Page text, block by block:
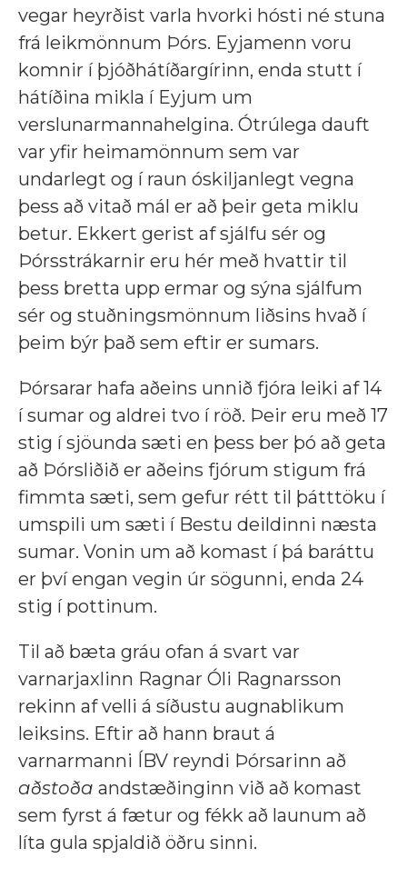
vegar heyrðist varla hvorki hósti né stuna
frá leikmönnum Þórs. Eyjamenn voru
komnir í þjóðhátíðargírinn, enda stutt í
hátíðina mikla í Eyjum um
verslunarmannahelgina. Ótrúlega dauft
var yfir heimamönnum sem var
undarlegt og í raun óskiljanlegt vegna
þess að vitað mál er að þeir geta miklu
betur. Ekkert gerist af sjálfu sér og
Þórsstrákarnir eru hér með hvattir til
þess bretta upp ermar og sýna sjálfum
sér og stuðningsmönnum liðsins hvað í
þeim býr það sem eftir er sumars.
Þórsarar hafa aðeins unnið fjóra leiki af 14
í sumar og aldrei tvo í röð. Þeir eru með 17
stig í sjöunda sæti en þess ber þó að geta
að Þórsliðið er aðeins fjórum stigum frá
fimmta sæti, sem gefur rétt til þátttöku í
umspili um sæti í Bestu deildinni næsta
sumar. Vonin um að komast í þá baráttu
er því engan vegin úr sögunni, enda 24
stig í pottinum.
Til að bæta gráu ofan á svart var
varnarjaxlinn Ragnar Óli Ragnarsson
rekinn af velli á síðustu augnablikum
leiksins. Eftir að hann braut á
varnarmanni ÍBV reyndi Þórsarinn að
aðstoða andstæðinginn við að komast
sem fyrst á fætur og fékk að launum að
líta gula spjaldið öðru sinni.